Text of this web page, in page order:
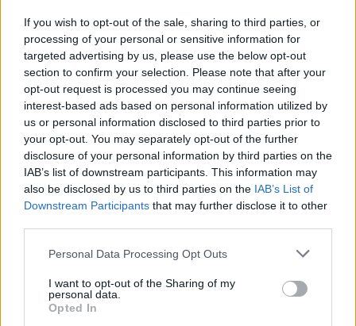
If you wish to opt-out of the sale, sharing to third parties, or
processing of your personal or sensitive information for
targeted advertising by us, please use the below opt-out
section to confirm your selection. Please note that after your
opt-out request is processed you may continue seeing
interest-based ads based on personal information utilized by
us or personal information disclosed to third parties prior to
your opt-out. You may separately opt-out of the further
disclosure of your personal information by third parties on the
IAB’s list of downstream participants. This information may
also be disclosed by us to third parties on the IAB’s List of
Downstream Participants that may further disclose it to other
Please note that this website/app uses one or more Google
not limited to your visit or usage behaviour. You may click to
grant or deny consent to Google and its third-party tags to
use your data for below specified purposes in below Google
Personal Data Processing Opt Outs
I want to opt-out of the Sharing of my
personal data.
Opted In
Notizie Gallura
Notizie Olbia
Notizie Sardegna
Sequestro Barca Olbia
Sequestro Olbia
Sequestro Yacht Olbia
Zona Industriale Olbia
Notizie in tempo reale?
Entra nel canale telegram di
GalluraOggi.it
Su WhatsApp al numero +39
345 356 7512